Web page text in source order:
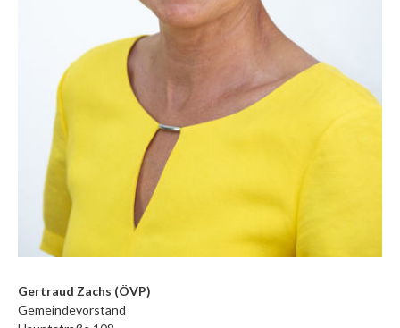
Gertraud Zachs (ÖVP)
Gemeindevorstand